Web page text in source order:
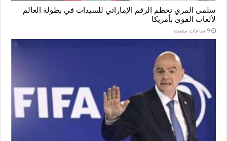
سلمى المري تحطم الرقم الإماراتي للسيدات في بطولة العالم
لألعاب القوى بأمريكا
‏9 ساعات مضت